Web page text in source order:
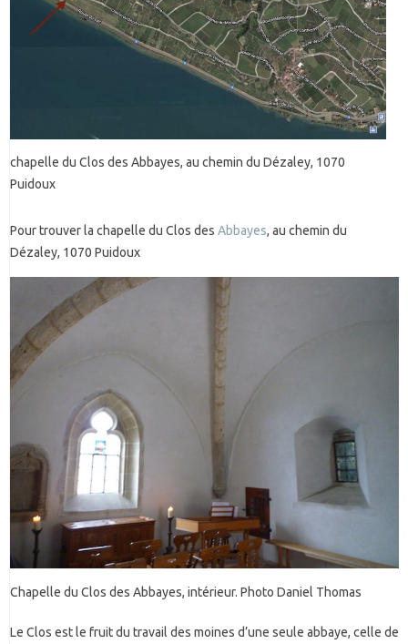
chapelle du Clos des Abbayes, au chemin du Dézaley, 1070
Puidoux
Pour trouver la chapelle du Clos des Abbayes, au chemin du
Dézaley, 1070 Puidoux
Chapelle du Clos des Abbayes, intérieur. Photo Daniel Thomas
Le Clos est le fruit du travail des moines d’une seule abbaye, celle de